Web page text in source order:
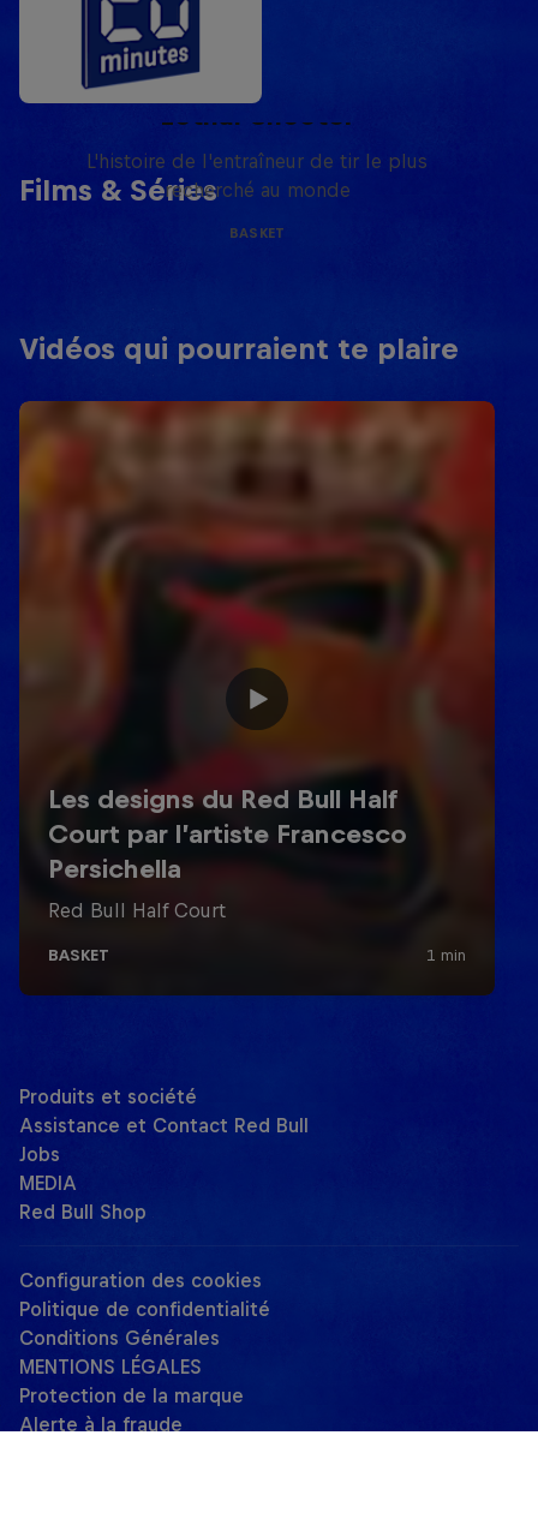
Films & Séries
Life & Basketball: The Rise of
Lethal Shooter
L'histoire de l'entraîneur de tir le plus
recherché au monde
BASKET
Vidéos qui pourraient te plaire